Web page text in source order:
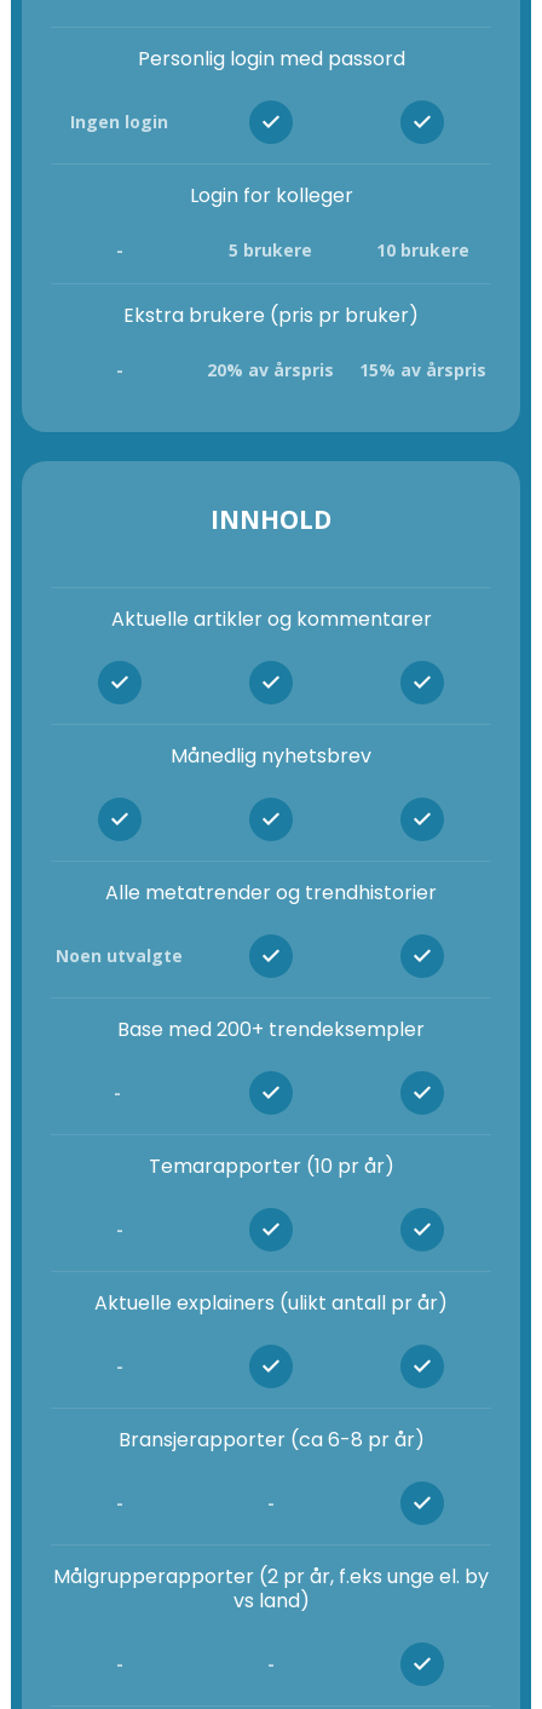
Personlig login med passord
Ingen login
Login for kolleger
- 5 brukere 10 brukere
Ekstra brukere (pris pr bruker)
- 20% av årspris 15% av årspris
INNHOLD
Aktuelle artikler og kommentarer
Månedlig nyhetsbrev
Alle metatrender og trendhistorier
Noen utvalgte
Base med 200+ trendeksempler
-
Temarapporter (10 pr år)
-
Aktuelle explainers (ulikt antall pr år)
-
Bransjerapporter (ca 6-8 pr år)
- -
Målgrupperapporter (2 pr år, f.eks unge el. by
vs land)
- -